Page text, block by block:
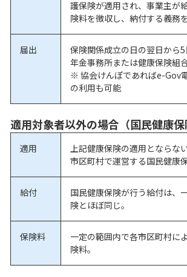
護保険が適用され、事業主が
険料を徴収し、納付する義務を
届出
保険関係成立の日の翌日から
年金事務所または健康保険組
※ 協会けんぽであればe-Gov
の利用も可能
適用対象者以外の場合（国民健康保
適用
上記健康保険の適用とならな
市区町村で運営する国民健康
給付
国民健康保険が行う給付は、
険とほぼ同じ。
保険料
一定の範囲内で各市区町村に
険料。